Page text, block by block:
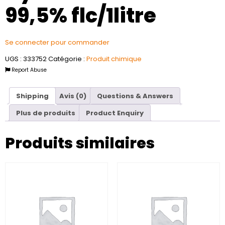
99,5% flc/1litre
Se connecter pour commander
UGS : 333752Catégorie : Produit chimique
Report Abuse
Shipping Avis (0)
Questions & Answers
Plus de produits
Product Enquiry
Produits similaires